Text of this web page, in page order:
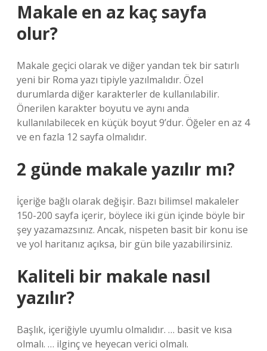
Makale en az kaç sayfa
olur?
Makale geçici olarak ve diğer yandan tek bir satırlı
yeni bir Roma yazı tipiyle yazılmalıdır. Özel
durumlarda diğer karakterler de kullanılabilir.
Önerilen karakter boyutu ve aynı anda
kullanılabilecek en küçük boyut 9’dur. Öğeler en az 4
ve en fazla 12 sayfa olmalıdır.
2 günde makale yazılır mı?
İçeriğe bağlı olarak değişir. Bazı bilimsel makaleler
150-200 sayfa içerir, böylece iki gün içinde böyle bir
şey yazamazsınız. Ancak, nispeten basit bir konu ise
ve yol haritanız açıksa, bir gün bile yazabilirsiniz.
Kaliteli bir makale nasıl
yazılır?
Başlık, içeriğiyle uyumlu olmalıdır. … basit ve kısa
olmalı. … ilginç ve heyecan verici olmalı.